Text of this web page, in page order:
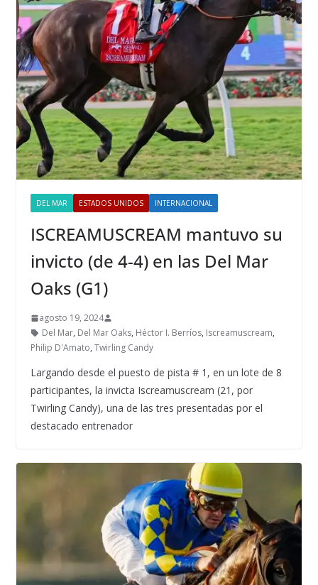
DEL MAR ESTADOS UNIDOS INTERNACIONAL
ISCREAMUSCREAM mantuvo su
invicto (de 4-4) en las Del Mar
Oaks (G1)
agosto 19, 2024
Del Mar, Del Mar Oaks, Héctor I. Berríos, Iscreamuscream,
Philip D'Amato, Twirling Candy
Largando desde el puesto de pista # 1, en un lote de 8
participantes, la invicta Iscreamuscream (21, por
Twirling Candy), una de las tres presentadas por el
destacado entrenador